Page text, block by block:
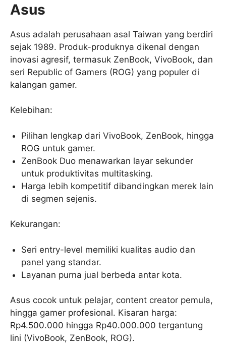
Asus
Asus adalah perusahaan asal Taiwan yang berdiri
sejak 1989. Produk-produknya dikenal dengan
inovasi agresif, termasuk ZenBook, VivoBook, dan
seri Republic of Gamers (ROG) yang populer di
kalangan gamer.
Kelebihan:
Pilihan lengkap dari VivoBook, ZenBook, hingga
ROG untuk gamer.
ZenBook Duo menawarkan layar sekunder
untuk produktivitas multitasking.
Harga lebih kompetitif dibandingkan merek lain
di segmen sejenis.
Kekurangan:
Seri entry-level memiliki kualitas audio dan
panel yang standar.
Layanan purna jual berbeda antar kota.
Asus cocok untuk pelajar, content creator pemula,
hingga gamer profesional. Kisaran harga:
Rp4.500.000 hingga Rp40.000.000 tergantung
lini (VivoBook, ZenBook, ROG).